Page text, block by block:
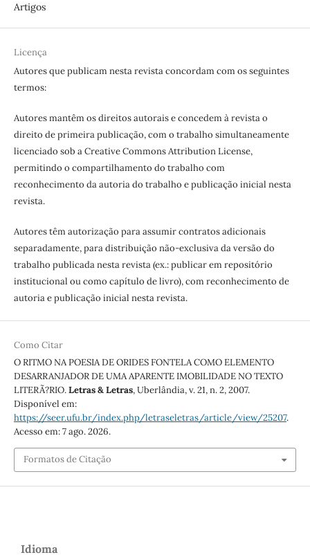
Artigos
Licença
Autores que publicam nesta revista concordam com os seguintes
termos:
Autores mantêm os direitos autorais e concedem à revista o
direito de primeira publicação, com o trabalho simultaneamente
licenciado sob a Creative Commons Attribution License,
permitindo o compartilhamento do trabalho com
reconhecimento da autoria do trabalho e publicação inicial nesta
revista.
Autores têm autorização para assumir contratos adicionais
separadamente, para distribuição não-exclusiva da versão do
trabalho publicada nesta revista (ex.: publicar em repositório
institucional ou como capítulo de livro), com reconhecimento de
autoria e publicação inicial nesta revista.
Como Citar
O RITMO NA POESIA DE ORIDES FONTELA COMO ELEMENTO
DESARRANJADOR DE UMA APARENTE IMOBILIDADE NO TEXTO
LITERÃ?RIO.Letras & Letras, Uberlândia, v. 21, n. 2, 2007.
Disponível em:
https://seer.ufu.br/index.php/letraseletras/article/view/25207.
Acesso em: 7 ago. 2026.
Formatos de Citação
Idioma